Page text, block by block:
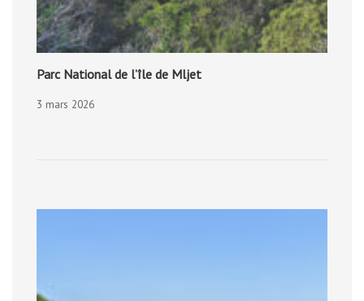
Parc National de l’île de Mljet
3 mars 2026